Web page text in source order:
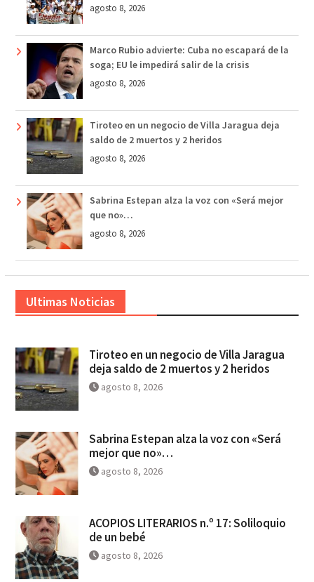
agosto 8, 2026
Marco Rubio advierte: Cuba no escapará de la
soga; EU le impedirá salir de la crisis
agosto 8, 2026
Tiroteo en un negocio de Villa Jaragua deja
saldo de 2 muertos y 2 heridos
agosto 8, 2026
Sabrina Estepan alza la voz con «Será mejor
que no»…
agosto 8, 2026
Ultimas Noticias
Tiroteo en un negocio de Villa Jaragua
deja saldo de 2 muertos y 2 heridos
agosto 8, 2026
Sabrina Estepan alza la voz con «Será
mejor que no»…
agosto 8, 2026
ACOPIOS LITERARIOS n.º 17: Soliloquio
de un bebé
agosto 8, 2026